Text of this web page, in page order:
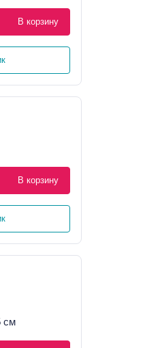
В корзину
В корзину
см